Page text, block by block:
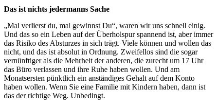
Das ist nichts jedermanns Sache
„Mal verlierst du, mal gewinnst Du“, waren wir uns schnell einig.
Und das so ein Leben auf der Überholspur spannend ist, aber immer
das Risiko des Absturzes in sich trägt. Viele können und wollen das
nicht, und das ist absolut in Ordnung. Zweifellos sind die sogar
vernünftiger als die Mehrheit der anderen, die zurecht um 17 Uhr
das Büro verlassen und ihre Ruhe haben wollen. Und am
Monatsersten pünktlich ein anständiges Gehalt auf dem Konto
haben wollen. Wenn Sie eine Familie mit Kindern haben, dann ist
das der richtige Weg. Unbedingt.